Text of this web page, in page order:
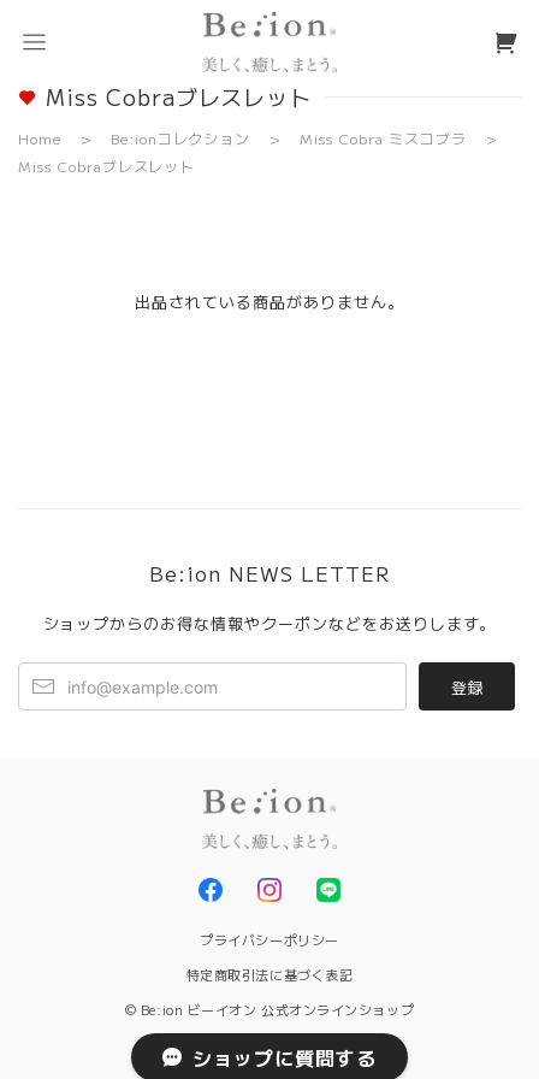
Miss Cobraブレスレット
Home Be:ionコレクション
Miss Cobra ミスコブラ
Miss Cobraブレスレット
出品されている商品がありません。
Be:ion NEWS LETTER
ショップからのお得な情報やクーポンなどをお送りします。
登録
プライバシーポリシー
特定商取引法に基づく表記
© Be:ion ビーイオン 公式オンラインショップ
ショップに質問する